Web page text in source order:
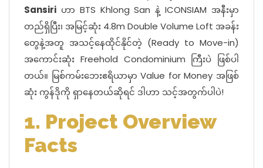
Sansiri ဟာ BTS Khlong San နဲ့ ICONSIAM အနီးမှာ
တည်ရှိပြီး၊ အမြင့်ဆုံး 4.8m Double Volume Loft အခန်း
တွေနဲ့အတူ အသင့်နေထိုင်နိုင်တဲ့ (Ready to Move-in)
အကောင်းဆုံး Freehold Condominium ကြီးပဲ ဖြစ်ပါ
တယ်။ မြစ်ကမ်းဘေးဧရိယာမှာ Value for Money အဖြစ်
ဆုံး ကွန်ဒိုကို ရှာနေတယ်ဆိုရင် ဒါဟာ သင့်အတွက်ပါပဲ!
1. Project Overview
Facts